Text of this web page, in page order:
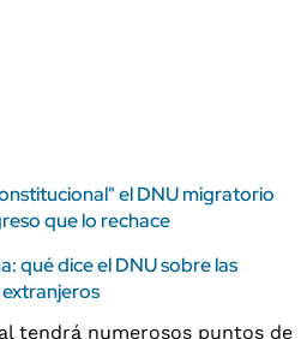
el DNU migratorio
que lo rechace
qué dice el DNU sobre las